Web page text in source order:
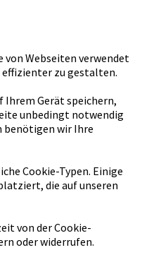
von Webseiten verwendet
zu gestalten.
Ihrem Gerät speichern,
unbedingt notwendig
benötigen wir Ihre
Cookie-Typen. Einige
die auf unseren
von der Cookie-
oder widerrufen.